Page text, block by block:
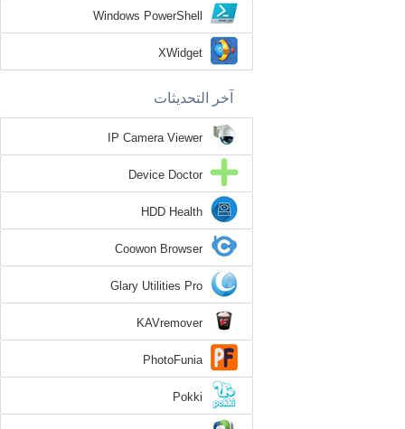
Windows PowerShell
XWidget
آخر التحديثات
IP Camera Viewer
Device Doctor
HDD Health
Coowon Browser
Glary Utilities Pro
KAVremover
PhotoFunia
Pokki